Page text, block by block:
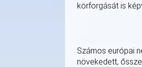
körforgását is
Számos európai
növekedett,